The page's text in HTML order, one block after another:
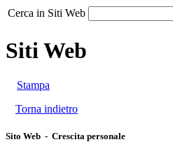
Cerca in Siti Web
Siti Web
Stampa
Torna indietro
Sito Web - Crescita personale